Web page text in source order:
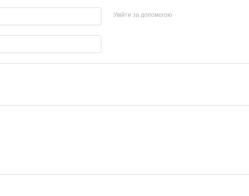
Увійти за допомогою